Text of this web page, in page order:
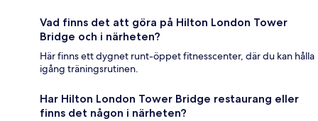
Vad finns det att göra på Hilton London Tower
Bridge och i närheten?
Här finns ett dygnet runt-öppet fitnesscenter, där du kan hålla
igång träningsrutinen.
Har Hilton London Tower Bridge restaurang eller
finns det någon i närheten?